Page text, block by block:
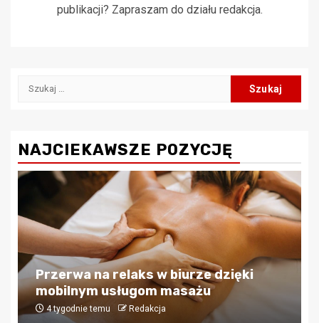
publikacji? Zapraszam do działu redakcja.
Szukaj:
NAJCIEKAWSZE POZYCJĘ
Biznes
Praca hybrydowa a zaufanie. jak
kontrolować czas na home office bez
mikrozarządzania?
4 tygodnie temu Redakcja